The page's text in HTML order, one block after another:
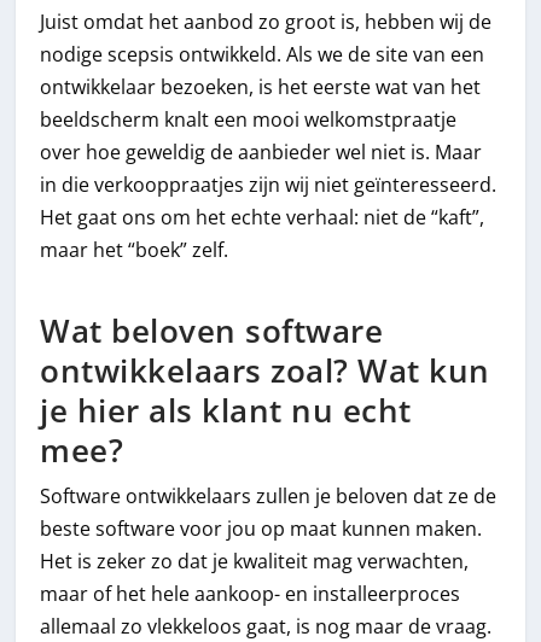
Juist omdat het aanbod zo groot is, hebben wij de
nodige scepsis ontwikkeld. Als we de site van een
ontwikkelaar bezoeken, is het eerste wat van het
beeldscherm knalt een mooi welkomstpraatje
over hoe geweldig de aanbieder wel niet is. Maar
in die verkooppraatjes zijn wij niet geïnteresseerd.
Het gaat ons om het echte verhaal: niet de “kaft”,
maar het “boek” zelf.
Wat beloven software
ontwikkelaars zoal? Wat kun
je hier als klant nu echt
mee?
Software ontwikkelaars zullen je beloven dat ze de
beste software voor jou op maat kunnen maken.
Het is zeker zo dat je kwaliteit mag verwachten,
maar of het hele aankoop- en installeerproces
allemaal zo vlekkeloos gaat, is nog maar de vraag.